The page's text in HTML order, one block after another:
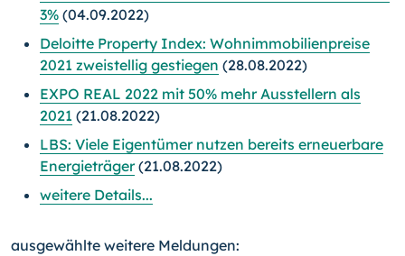
3% (04.09.2022)
Deloitte Property Index: Wohnimmobilienpreise
2021 zweistellig gestiegen (28.08.2022)
EXPO REAL 2022 mit 50% mehr Ausstellern als
2021 (21.08.2022)
LBS: Viele Eigentümer nutzen bereits erneuerbare
Energieträger(21.08.2022)
weitere Details...
ausgewählte weitere Meldungen: